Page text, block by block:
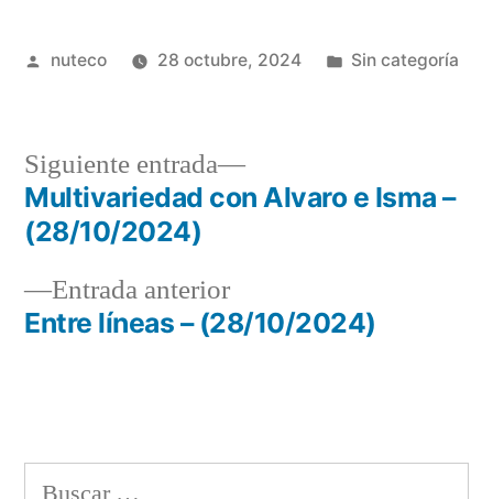
Publicada
nuteco 28 octubre, 2024
Publicada
Sin categoría
Navegación
entradas
Entrada anteriorEntrada
anterior:
Entre líneas – (28/10/2024)
Siguiente entrada
Siguiente
entrada:
Multivariedad con Alvaro e Isma –
(28/10/2024)
Buscar: